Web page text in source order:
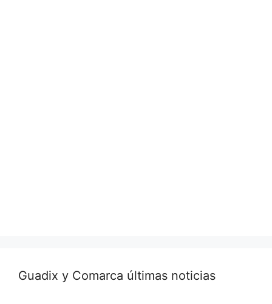
Guadix y Comarca últimas noticias